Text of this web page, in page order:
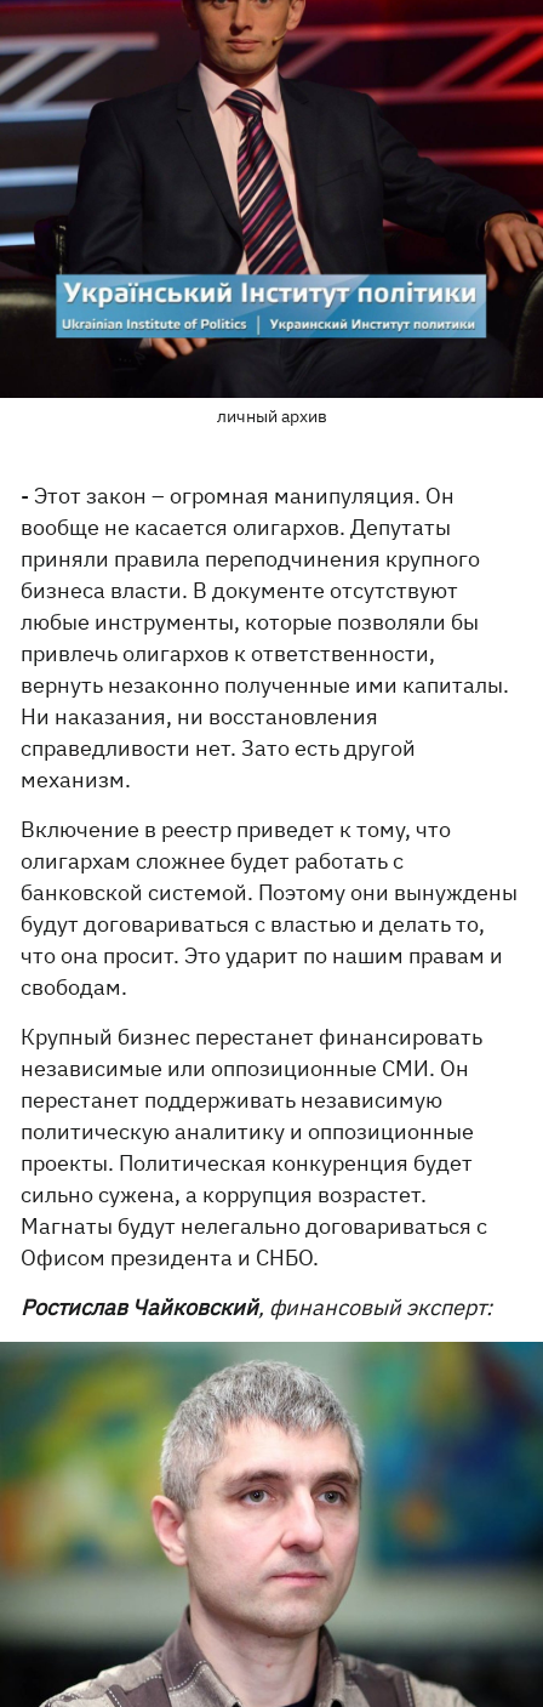
личный архив
- Этот закон – огромная манипуляция. Он
вообще не касается олигархов. Депутаты
приняли правила переподчинения крупного
бизнеса власти. В документе отсутствуют
любые инструменты, которые позволяли бы
привлечь олигархов к ответственности,
вернуть незаконно полученные ими капиталы.
Ни наказания, ни восстановления
справедливости нет. Зато есть другой
механизм.
Включение в реестр приведет к тому, что
олигархам сложнее будет работать с
банковской системой. Поэтому они вынуждены
будут договариваться с властью и делать то,
что она просит. Это ударит по нашим правам и
свободам.
Крупный бизнес перестанет финансировать
независимые или оппозиционные СМИ. Он
перестанет поддерживать независимую
политическую аналитику и оппозиционные
проекты. Политическая конкуренция будет
сильно сужена, а коррупция возрастет.
Магнаты будут нелегально договариваться с
Офисом президента и СНБО.
Ростислав Чайковский, финансовый эксперт: